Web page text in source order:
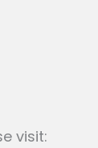
visit: